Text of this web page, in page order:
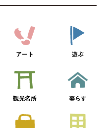
アート 遊ぶ
観光名所 暮らす